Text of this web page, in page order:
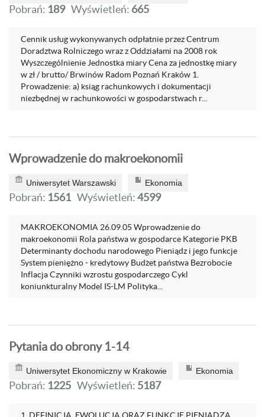
Pobrań: 189 Wyświetleń: 665
Cennik usług wykonywanych odpłatnie przez Centrum
Doradztwa Rolniczego wraz z Oddziałami na 2008 rok
Wyszczególnienie Jednostka miary Cena za jednostkę miary
w zł / brutto/ Brwinów Radom Poznań Kraków 1.
Prowadzenie: a) ksiąg rachunkowych i dokumentacji
niezbędnej w rachunkowości w gospodarstwach r...
Wprowadzenie do makroekonomii
Uniwersytet Warszawski Ekonomia
Pobrań: 1561 Wyświetleń:4599
MAKROEKONOMIA 26.09.05 Wprowadzenie do
makroekonomii Rola państwa w gospodarce Kategorie PKB
Determinanty dochodu narodowego Pieniądz i jego funkcje
System pieniężno - kredytowy Budżet państwa Bezrobocie
Inflacja Czynniki wzrostu gospodarczego Cykl
koniunkturalny Model IS-LM Polityka...
Pytania do obrony 1-14
Uniwersytet Ekonomiczny w Krakowie Ekonomia
Pobrań: 1225 Wyświetleń: 5187